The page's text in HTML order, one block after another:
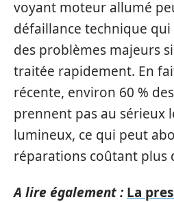
voyant moteur allumé
défaillance technique
des problèmes majeurs si
traitée rapidement. En
récente, environ 60 %
prennent pas au sérieux
lumineux, ce qui peut
réparations coûtant plus
A lire également : La